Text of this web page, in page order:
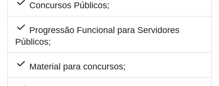
Concursos Públicos;
Progressão Funcional para Servidores
Públicos;
Material para concursos;